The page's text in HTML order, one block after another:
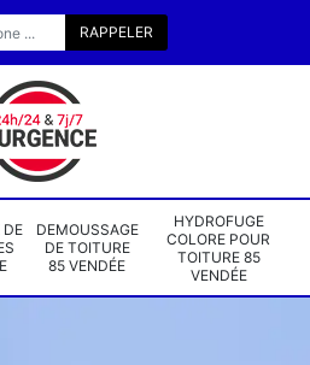
DE
DEMOUSSAGE
DE TOITURE
85 VENDÉE
HYDROFUGE
COLORE POUR
TOITURE 85
VENDÉE